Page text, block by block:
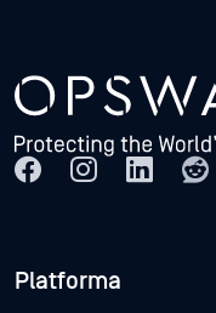
Platforma